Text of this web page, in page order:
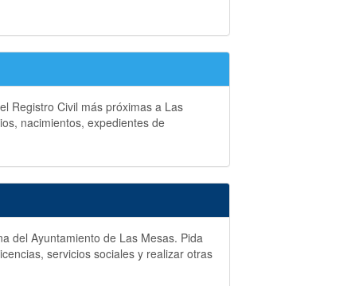
Registro Civil más próximas a Las
nacimientos, expedientes de
del Ayuntamiento de Las Mesas. Pida
servicios sociales y realizar otras